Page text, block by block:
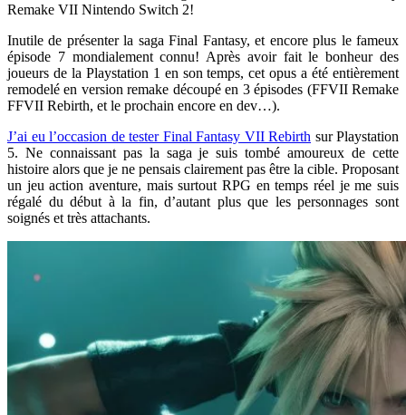
Remake VII Nintendo Switch 2!
Inutile de présenter la saga Final Fantasy, et encore plus le fameux
épisode 7 mondialement connu! Après avoir fait le bonheur des
joueurs de la Playstation 1 en son temps, cet opus a été entièrement
remodelé en version remake découpé en 3 épisodes (FFVII Remake
FFVII Rebirth, et le prochain encore en dev…).
J’ai eu l’occasion de tester Final Fantasy VII Rebirth sur Playstation
5. Ne connaissant pas la saga je suis tombé amoureux de cette
histoire alors que je ne pensais clairement pas être la cible. Proposant
un jeu action aventure, mais surtout RPG en temps réel je me suis
régalé du début à la fin, d’autant plus que les personnages sont
soignés et très attachants.